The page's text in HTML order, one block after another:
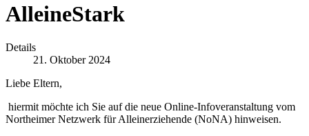
AlleineStark
Details
21. Oktober 2024
Liebe Eltern,
hiermit möchte ich Sie auf die neue Online-Infoveranstaltung vom
Northeimer Netzwerk für Alleinerziehende (NoNA) hinweisen.